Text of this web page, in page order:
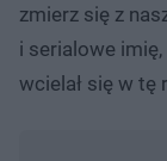
zmierz się z
i serialowe
wcielał się w tę